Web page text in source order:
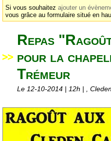
Si vous souhaitez ajouter un
vous grâce au formulaire situé en
Repas
pour la
Trémeur
Le 12-10-2014 | 12h | ,